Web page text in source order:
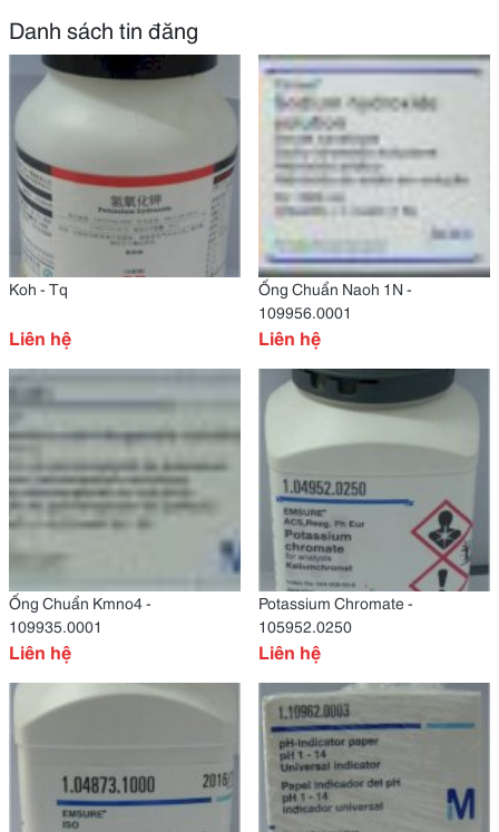
Danh sách tin đăng
Koh - Tq
Liên hệ
Ống Chuẩn Naoh 1N -
109956.0001
Liên hệ
Ống Chuẩn Kmno4 -
109935.0001
Liên hệ
Potassium Chromate -
105952.0250
Liên hệ